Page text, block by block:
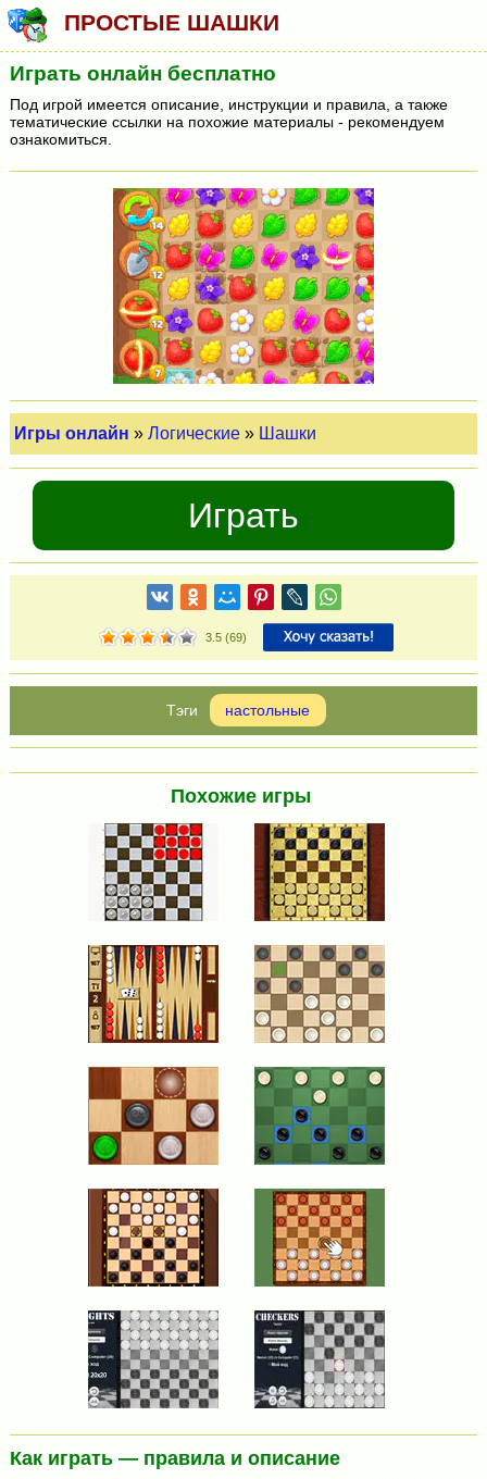
ПРОСТЫЕ ШАШКИ
Играть онлайн бесплатно
Под игрой имеется описание, инструкции и правила, а также
тематические ссылки на похожие материалы - рекомендуем
ознакомиться.
Игры онлайн »Логические » Шашки
Играть
3.5(69)
настольные
Похожие игры
Как играть — правила и описание